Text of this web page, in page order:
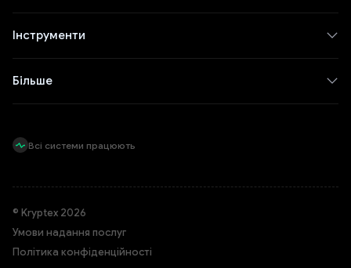
Інструменти
Більше
Всі системи працюють
© Kryptex 2026
Умови надання послуг
Політика конфіденційності